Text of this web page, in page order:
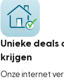
Unieke deals
krijgen
Onze internet